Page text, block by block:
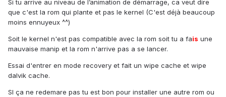
Si tu arrive au niveau de l’animation de démarrage, ca veut dire
que c'est la rom qui plante et pas le kernel (C'est déjà beaucoup
moins ennuyeux ^^)
Soit le kernel n'est pas compatible avec la rom soit tu a fais une
mauvaise manip et la rom n'arrive pas a se lancer.
Essai d'entrer en mode recovery et fait un wipe cache et wipe
dalvik cache.
SI ça ne redemare pas tu est bon pour installer une autre rom ou